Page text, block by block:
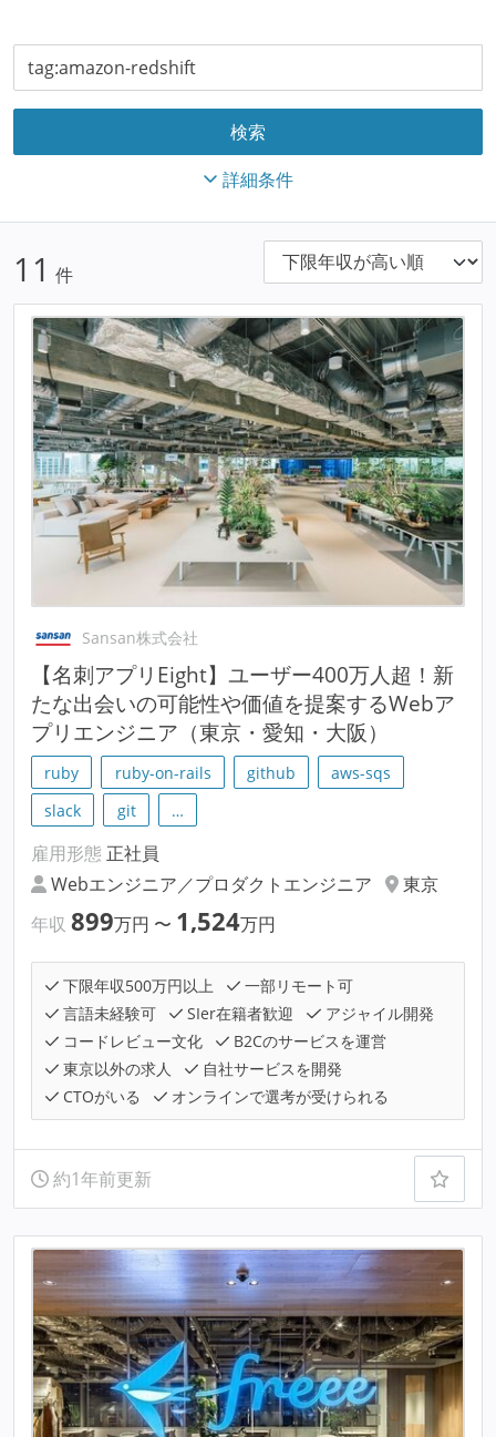
詳細条件
11 件
Sansan株式会社
【名刺アプリEight】ユーザー400万人超！新
たな出会いの可能性や価値を提案するWebア
プリエンジニア（東京・愛知・大阪）
ruby ruby-on-rails github
aws-sqs
slack
git …
雇用形態 正社員
Webエンジニア／プロダクトエンジニア
東京
年収 899万円 〜 1,524万円
下限年収500万円以上
一部リモート可
言語未経験可
SIer在籍者歓迎
アジャイル開発
コードレビュー文化
B2Cのサービスを運営
東京以外の求人
自社サービスを開発
CTOがいる
オンラインで選考が受けられる
約1年前更新